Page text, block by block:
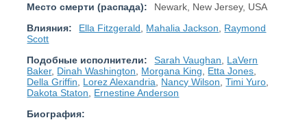
Место смерти (распада):
Newark, New Jersey, USA
Влияния:
Ella Fitzgerald Mahalia Jackson
Raymond
Scott
Подобные исполнители:
Sarah Vaughan
LaVern
Baker, Dinah Washington Morgana King Etta Jones
Della Griffin
Lorez Alexandria Nancy Wilson ,Timi Yuro
Dakota Staton
Ernestine Anderson
Биография: